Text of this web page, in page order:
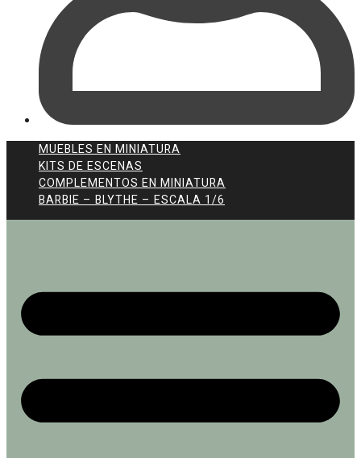
MUEBLES EN MINIATURA
KITS DE ESCENAS
COMPLEMENTOS EN MINIATURA
BARBIE – BLYTHE – ESCALA 1/6